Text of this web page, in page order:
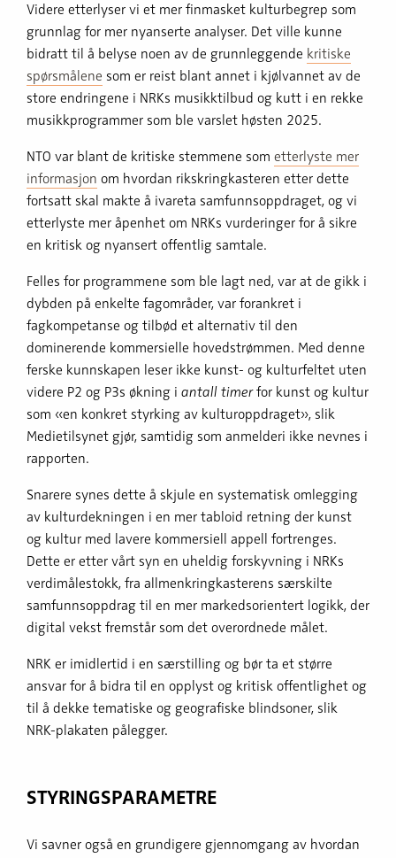
Videre etterlyser vi et mer finmasket kulturbegrep som
grunnlag for mer nyanserte analyser. Det ville kunne
bidratt til å belyse noen av de grunnleggende kritiske
spørsmålene som er reist blant annet i kjølvannet av de
store endringene i NRKs musikktilbud og kutt i en rekke
musikkprogrammer som ble varslet høsten 2025.
NTO var blant de kritiske stemmene som etterlyste mer
informasjon om hvordan rikskringkasteren etter dette
fortsatt skal makte å ivareta samfunnsoppdraget, og vi
etterlyste mer åpenhet om NRKs vurderinger for å sikre
en kritisk og nyansert offentlig samtale.
Felles for programmene som ble lagt ned, var at de gikk i
dybden på enkelte fagområder, var forankret i
fagkompetanse og tilbød et alternativ til den
dominerende kommersielle hovedstrømmen. Med denne
ferske kunnskapen leser ikke kunst- og kulturfeltet uten
videre P2 og P3s økning i antall timerfor kunst og kultur
som «en konkret styrking av kulturoppdraget», slik
Medietilsynet gjør, samtidig som anmelderi ikke nevnes i
rapporten.
Snarere synes dette å skjule en systematisk omlegging
av kulturdekningen i en mer tabloid retning der kunst
og kultur med lavere kommersiell appell fortrenges.
Dette er etter vårt syn en uheldig forskyvning i NRKs
verdimålestokk, fra allmenkringkasterens særskilte
samfunnsoppdrag til en mer markedsorientert logikk, der
digital vekst fremstår som det overordnede målet.
NRK er imidlertid i en særstilling og bør ta et større
ansvar for å bidra til en opplyst og kritisk offentlighet og
til å dekke tematiske og geografiske blindsoner, slik
NRK-plakaten pålegger.
STYRINGSPARAMETRE
Vi savner også en grundigere gjennomgang av hvordan